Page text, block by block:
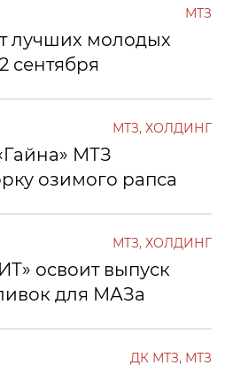
МТЗ
лучших молодых
сентября
МТЗ, ХОЛДИНГ
МТЗ
озимого рапса
МТЗ, ХОЛДИНГ
освоит выпуск
для МАЗа
ДК МТЗ, МТЗ